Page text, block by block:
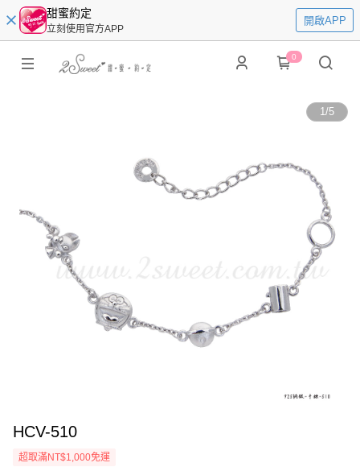
甜蜜約定
立刻使用官方APP
開啟APP
0
1/5
HCV-510
超取滿NT$1,000免運